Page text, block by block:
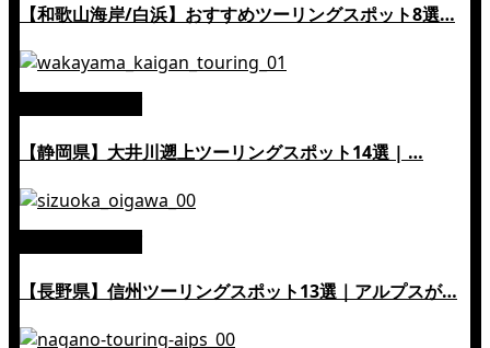
【和歌山海岸/白浜】おすすめツーリングスポット8選…
【静岡県】大井川遡上ツーリングスポット14選 | …
【長野県】信州ツーリングスポット13選｜アルプスが…